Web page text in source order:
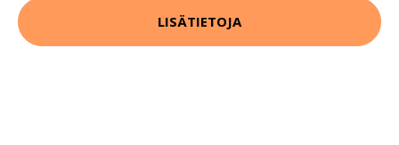
LISÄTIETOJA